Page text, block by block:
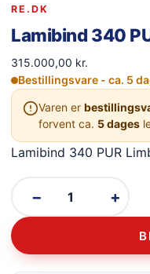
RE.DK
Lamibind 340
315.000,00 kr.
Bestillingsvare - ca. 5
Varen er
forvent ca. 5 dages
Lamibind 340 PUR
− +